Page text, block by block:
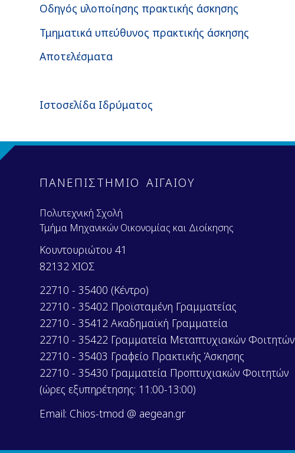
Οδηγός υλοποίησης πρακτικής άσκησης
Τμηματικά υπεύθυνος πρακτικής άσκησης
Αποτελέσματα
Ιστοσελίδα Ιδρύματος
ΠΑΝΕΠΙΣΤΗΜΙΟ ΑΙΓΑΙΟΥ
Πολυτεχνική Σχολή
Τμήμα Μηχανικών Οικονομίας και Διοίκησης
Κουντουριώτου 41
82132 ΧΙΟΣ
22710 - 35400 (Κέντρο)
22710 - 35402 Προϊσταμένη Γραμματείας
22710 - 35412 Ακαδημαϊκή Γραμματεία
22710 - 35422 Γραμματεία Μεταπτυχιακών Φοιτητών
22710 - 35403 Γραφείο Πρακτικής Άσκησης
22710 - 35430 Γραμματεία Προπτυχιακών Φοιτητών
(ώρες εξυπηρέτησης: 11:00-13:00)
Email: Chios-tmod @ aegean.gr